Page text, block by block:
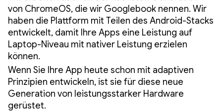
von ChromeOS, die wir Googlebook nennen. Wir
haben die Plattform mit Teilen des Android-Stacks
entwickelt, damit Ihre Apps eine Leistung auf
Laptop-Niveau mit nativer Leistung erzielen
können.
Wenn Sie Ihre App heute schon mit adaptiven
Prinzipien entwickeln, ist sie für diese neue
Generation von leistungsstarker Hardware
gerüstet.